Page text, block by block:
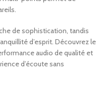
de sophistication, tandis
d’esprit. Découvrez le
audio de qualité et
d’écoute sans